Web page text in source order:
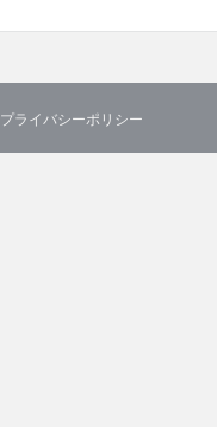
プライバシーポリシー